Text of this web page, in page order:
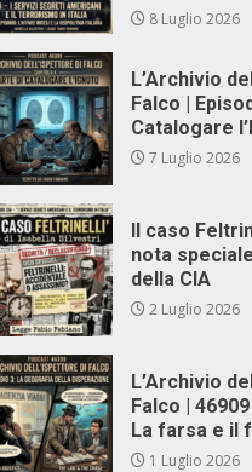
8 Luglio 2026
L’Archivio
Falco |
Catalogare
7 Luglio 2026
Il caso
nota
della CIA
2 Luglio 2026
L’Archivio
Falco |
La farsa e il
1 Luglio 2026